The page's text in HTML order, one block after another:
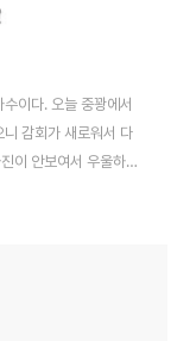
이다. 오늘 중꽝에서
감회가 새로워서 다
이 안보여서 우울하게
사이트 들어가서 오늘